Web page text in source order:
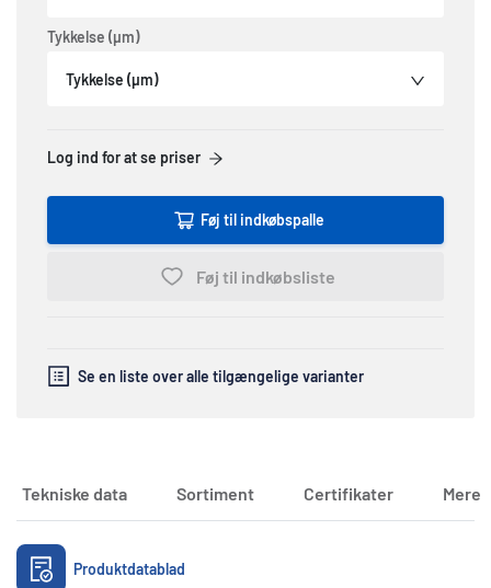
Tykkelse (µm)
Tykkelse (µm)
Log ind for at se priser
Føj til indkøbspalle
Føj til indkøbsliste
Se en liste over alle tilgængelige varianter
Tekniske data Sortiment Certifikater Mere
Dokumenter
Produktdatablad